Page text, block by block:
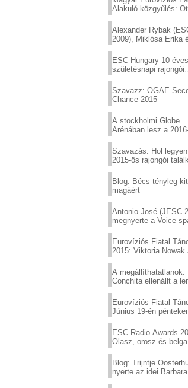
Alakuló közgyűlés:
Alexander Rybak
2009), Miklósa Erika
sztárjai a
ESC Hungary 10 éves
születésnapi rajongói
Szavazz: OGAE
Chance 2015
A stockholmi Globe
Arénában lesz a
Szavazás: Hol
2015-ös rajongói
Blog: Bécs tényleg
magáért
Antonio José (JESC
megnyerte a Voice
Eurovíziós Fiatal
2015: Viktoria Nowak
A megállíthatatlanok:
Conchita ellenállt a
Eurovíziós Fiatal
Június 19-én
ESC Radio Awards
Olasz, orosz és
Blog: Trijntje
nyerte az idei